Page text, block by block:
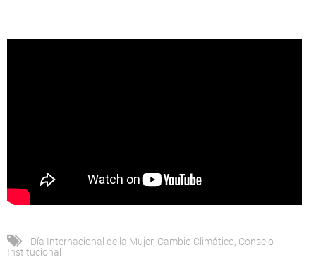
Día Internacional de la Mujer, Cambio Climático Consejo
Institucional